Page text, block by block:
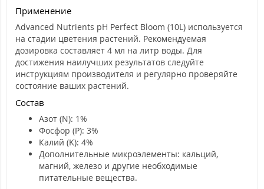
Применение
Advanced Nutrients pH Perfect Bloom (10L) используется
на стадии цветения растений. Рекомендуемая
дозировка составляет 4 мл на литр воды. Для
достижения наилучших результатов следуйте
инструкциям производителя и регулярно проверяйте
состояние ваших растений.
Состав
Азот (N): 1%
Фосфор (P): 3%
Калий (K): 4%
Дополнительные микроэлементы: кальций,
магний, железо и другие необходимые
питательные вещества.